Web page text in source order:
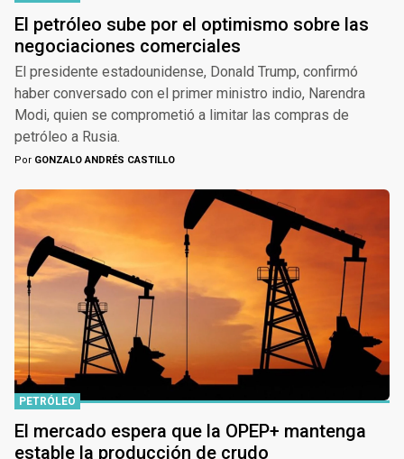
El petróleo sube por el optimismo sobre las
negociaciones comerciales
El presidente estadounidense, Donald Trump, confirmó
haber conversado con el primer ministro indio, Narendra
Modi, quien se comprometió a limitar las compras de
petróleo a Rusia.
Por GONZALO ANDRÉS CASTILLO
PETRÓLEO
El mercado espera que la OPEP+ mantenga
estable la producción de crudo